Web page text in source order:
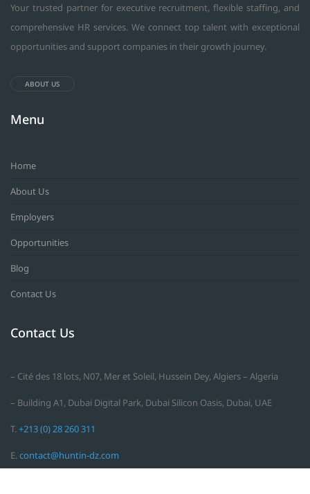
Your trusted partner for executive recruitment, flexible staffing, and
comprehensive HR services. We connect top talent with exceptional
opportunities and support companies in their growth journey.
ABOUT US
Menu
Home
About Us
Employers
Opportunities
Blog
Contact Us
Contact Us
– Cité des 18 lots, N07, Mer et Soleil, Hussein Dey, Algiers – Algeria
– Building A1, Dubai Digital Park, Dubai Silicon Oasis, Dubai, UAE
T. +213 (0) 28 260 311
E. contact@huntin-dz.com